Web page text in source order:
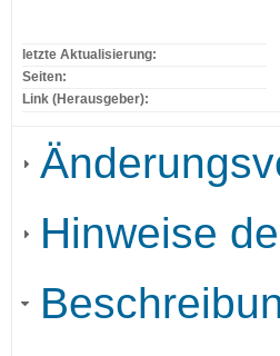
letzte Aktualisierung:
Seiten:
Link (Herausgeber):
Hinweise